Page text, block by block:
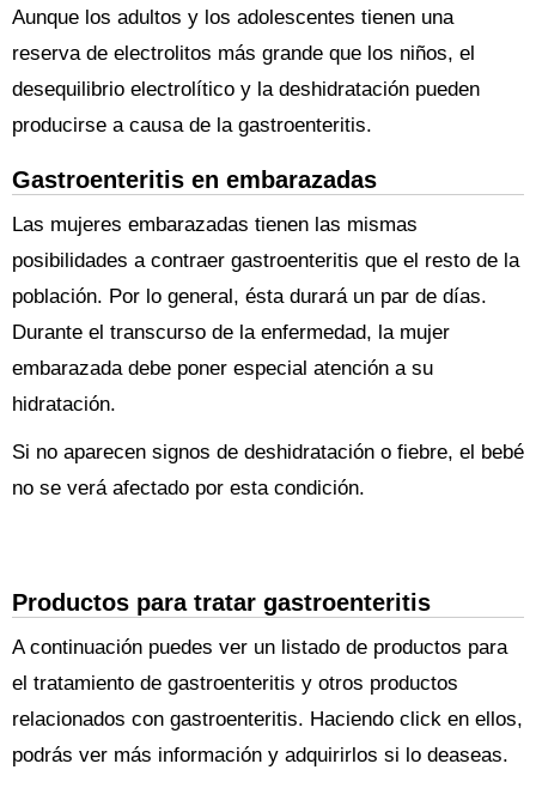
Aunque los adultos y los adolescentes tienen una
reserva de electrolitos más grande que los niños, el
desequilibrio electrolítico y la deshidratación pueden
producirse a causa de la gastroenteritis.
Gastroenteritis en embarazadas
Las mujeres embarazadas tienen las mismas
posibilidades a contraer gastroenteritis que el resto de la
población. Por lo general, ésta durará un par de días.
Durante el transcurso de la enfermedad, la mujer
embarazada debe poner especial atención a su
hidratación.
Si no aparecen signos de deshidratación o fiebre, el bebé
no se verá afectado por esta condición.
Productos para tratar gastroenteritis
A continuación puedes ver un listado de productos para
el tratamiento de gastroenteritis y otros productos
relacionados con gastroenteritis. Haciendo click en ellos,
podrás ver más información y adquirirlos si lo deaseas.